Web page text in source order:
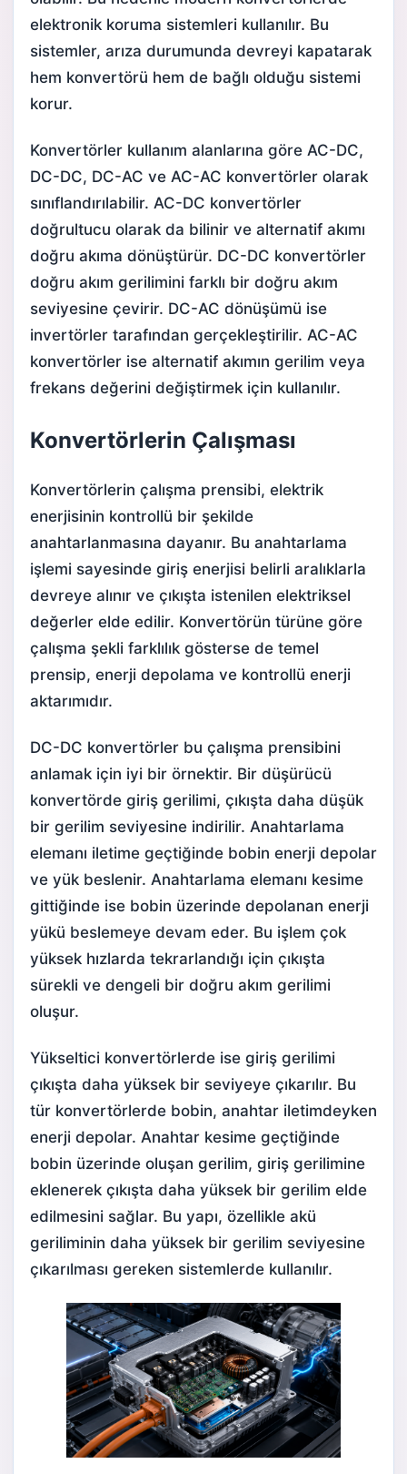
elektronik koruma sistemleri kullanılır. Bu
sistemler, arıza durumunda devreyi kapatarak
hem konvertörü hem de bağlı olduğu sistemi
korur.
Konvertörler kullanım alanlarına göre AC-DC,
DC-DC, DC-AC ve AC-AC konvertörler olarak
sınıflandırılabilir. AC-DC konvertörler
doğrultucu olarak da bilinir ve alternatif akımı
doğru akıma dönüştürür. DC-DC konvertörler
doğru akım gerilimini farklı bir doğru akım
seviyesine çevirir. DC-AC dönüşümü ise
invertörler tarafından gerçekleştirilir. AC-AC
konvertörler ise alternatif akımın gerilim veya
frekans değerini değiştirmek için kullanılır.
Konvertörlerin Çalışması
Konvertörlerin çalışma prensibi, elektrik
enerjisinin kontrollü bir şekilde
anahtarlanmasına dayanır. Bu anahtarlama
işlemi sayesinde giriş enerjisi belirli aralıklarla
devreye alınır ve çıkışta istenilen elektriksel
değerler elde edilir. Konvertörün türüne göre
çalışma şekli farklılık gösterse de temel
prensip, enerji depolama ve kontrollü enerji
aktarımıdır.
DC-DC konvertörler bu çalışma prensibini
anlamak için iyi bir örnektir. Bir düşürücü
konvertörde giriş gerilimi, çıkışta daha düşük
bir gerilim seviyesine indirilir. Anahtarlama
elemanı iletime geçtiğinde bobin enerji depolar
ve yük beslenir. Anahtarlama elemanı kesime
gittiğinde ise bobin üzerinde depolanan enerji
yükü beslemeye devam eder. Bu işlem çok
yüksek hızlarda tekrarlandığı için çıkışta
sürekli ve dengeli bir doğru akım gerilimi
oluşur.
Yükseltici konvertörlerde ise giriş gerilimi
çıkışta daha yüksek bir seviyeye çıkarılır. Bu
tür konvertörlerde bobin, anahtar iletimdeyken
enerji depolar. Anahtar kesime geçtiğinde
bobin üzerinde oluşan gerilim, giriş gerilimine
eklenerek çıkışta daha yüksek bir gerilim elde
edilmesini sağlar. Bu yapı, özellikle akü
geriliminin daha yüksek bir gerilim seviyesine
çıkarılması gereken sistemlerde kullanılır.